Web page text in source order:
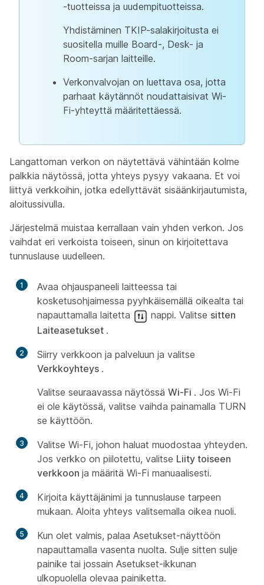
-tuotteissa ja uudempituotteissa.
Yhdistäminen TKIP-salakirjoitusta ei
suositella muille Board-, Desk- ja
Room-sarjan laitteille.
Verkonvalvojan on luettava osa, jotta
parhaat käytännöt noudattaisivat Wi-
Fi-yhteyttä määritettäessä.
Langattoman verkon on näytettävä vähintään kolme
palkkia näytössä, jotta yhteys pysyy vakaana. Et voi
liittyä verkkoihin, jotka edellyttävät sisäänkirjautumista,
aloitussivulla.
Järjestelmä muistaa kerrallaan vain yhden verkon. Jos
vaihdat eri verkoista toiseen, sinun on kirjoitettava
tunnuslause uudelleen.
1
Avaa ohjauspaneeli laitteessa tai
kosketusohjaimessa pyyhkäisemällä oikealta tai
napauttamalla laitetta
nappi. Valitse sitten
Laiteasetukset .
2
Siirry verkkoon ja palveluun ja valitse
Verkkoyhteys .
Valitse seuraavassa näytössä Wi-Fi . Jos Wi-Fi
ei ole käytössä, valitse vaihda painamalla TURN
se käyttöön.
3
Valitse Wi-Fi, johon haluat muodostaa yhteyden.
Jos verkko on piilotettu, valitse Liity toiseen
verkkoon ja määritä Wi-Fi manuaalisesti.
4
Kirjoita käyttäjänimi ja tunnuslause tarpeen
mukaan. Aloita yhteys valitsemalla oikea nuoli.
5
Kun olet valmis, palaa Asetukset-näyttöön
napauttamalla vasenta nuolta. Sulje sitten sulje
painike tai jossain Asetukset-ikkunan
ulkopuolella olevaa painiketta.